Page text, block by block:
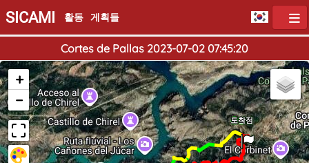
SICAMI 활동 게획들
Cortes de Pallas 2023-07-02 07:45:20
출발점
도착점
+
−